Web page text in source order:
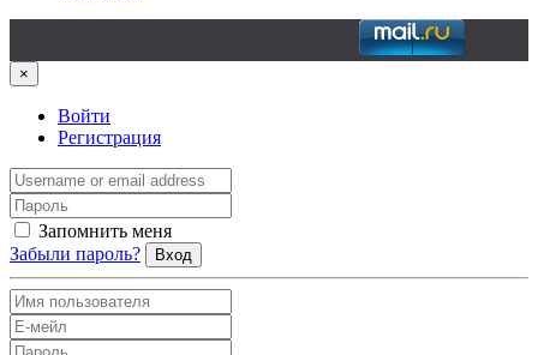
×
Войти
Регистрация
Запомнить меня
Забыли пароль?
Вход